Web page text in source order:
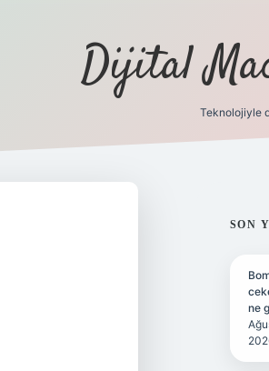
Dijital
Teknolojiyle
SON
ne